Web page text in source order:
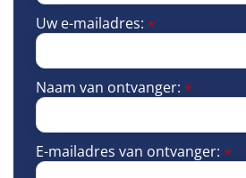
Uw e-mailadres: *
Naam van ontvanger: *
E-mailadres van ontvanger: *